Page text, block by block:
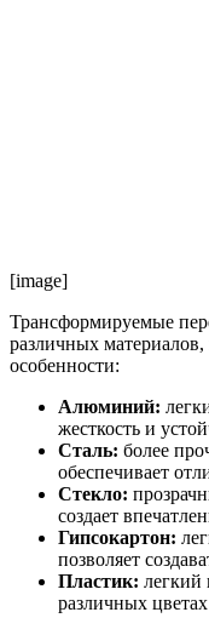
[image]
Трансформируемые
различных
особенности:
Алюминий:
жесткость и
Сталь: более
обеспечивает
Стекло:
создает
Гипсокартон:
позволяет
Пластик: легкий
различных